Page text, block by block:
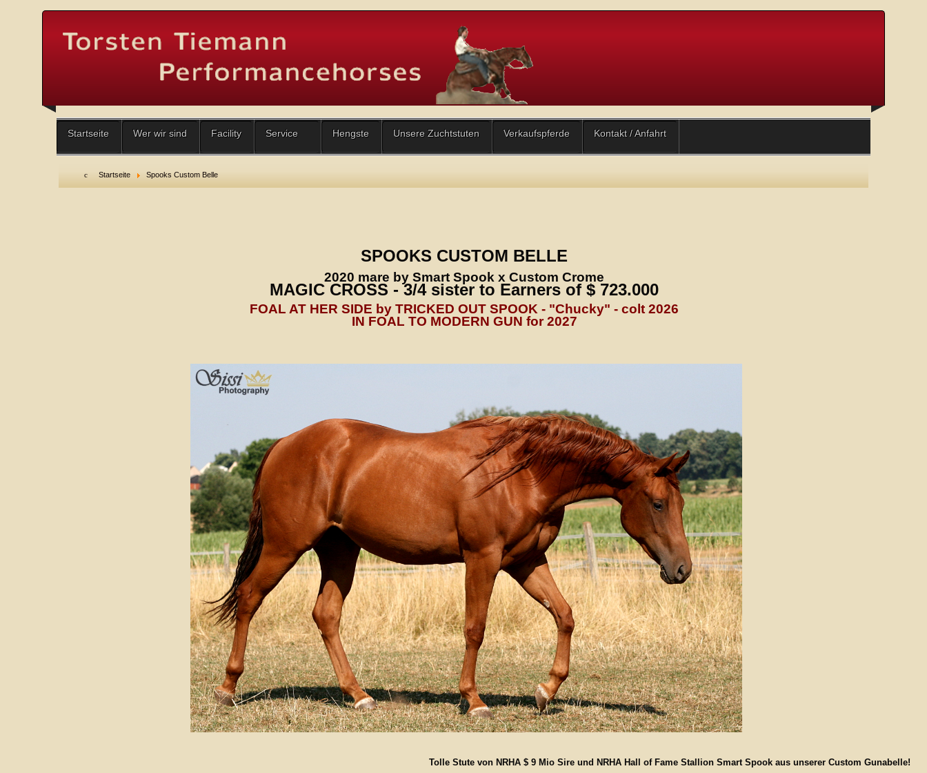
Startseite Wer wir sind Facility Service Hengste Unsere Zuchtstuten Verkaufspferde Kontakt / Anfahrt
Startseite Spooks Custom Belle
SPOOKS CUSTOM BELLE
2020 mare by Smart Spook x Custom Crome
MAGIC CROSS - 3/4 sister to Earners of $ 723.000
FOAL AT HER SIDE by TRICKED OUT SPOOK - "Chucky" - colt 2026
IN FOAL TO MODERN GUN for 2027
Tolle Stute von NRHA $ 9 Mio Sire und NRHA Hall of Fame Stallion Smart Spook aus unserer Custom Gunabelle!